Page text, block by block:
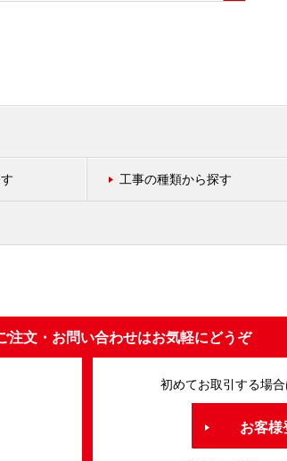
工事の種類から探す
注文・お問い合わせはお気軽にどうぞ
初めてお取引する場
お客様